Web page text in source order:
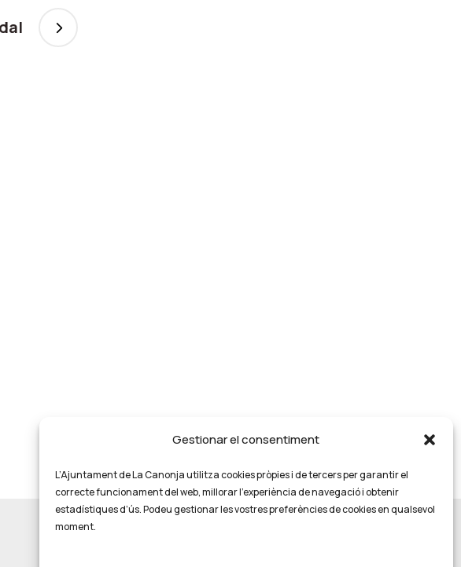
Gestionar el consentiment
L’Ajuntament de La Canonja utilitza cookies pròpies i de tercers per garantir el
correcte funcionament del web, millorar l’experiència de navegació i obtenir
estadístiques d’ús. Podeu gestionar les vostres preferències de cookies en qualsevol
moment.